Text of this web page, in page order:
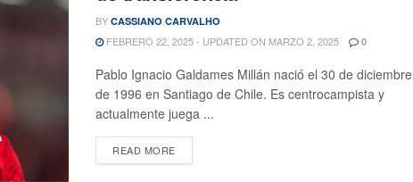
BY CASSIANO CARVALHO
FEBRERO 22, 2025 - UPDATED ON MARZO 2, 2025 0
Pablo Ignacio Galdames Millán nació el 30 de diciembre
de 1996 en Santiago de Chile. Es centrocampista y
actualmente juega ...
READ MORE